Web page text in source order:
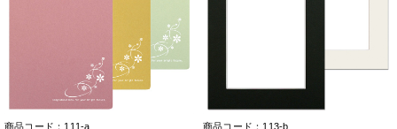
商品コード：111-a
商品コード：113-b